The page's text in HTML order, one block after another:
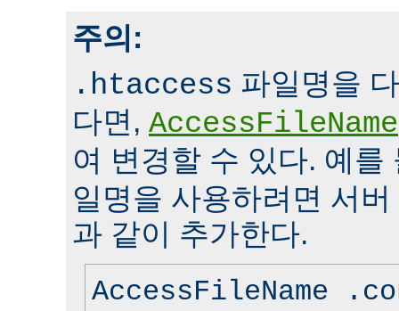
주의:
.htaccess 파일명을
다면, AccessFileName
여 변경할 수 있다. 예
일명을 사용하려면 서
과 같이 추가한다.
AccessFileName